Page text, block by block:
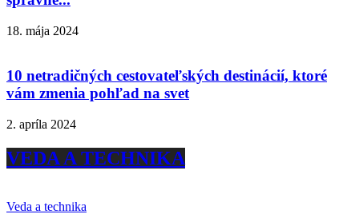
18. mája 2024
10 netradičných cestovateľských destinácií, ktoré
vám zmenia pohľad na svet
2. apríla 2024
VEDA A TECHNIKA
Veda a technika